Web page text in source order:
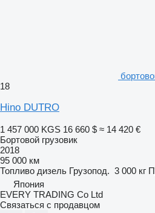
18
Hino DUTRO
1 457 000 KGS 16 660 $ ≈ 14 420 €
Бортовой грузовик
2018
95 000 км
Топливо дизель Грузопод. 3 000 кг
Япония
EVERY TRADING Co Ltd
Связаться с продавцом